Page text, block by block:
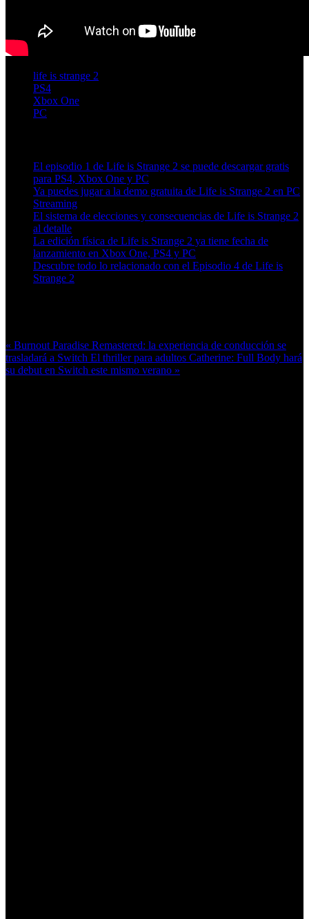
life is strange 2
PS4
Xbox One
PC
El episodio 1 de Life is Strange 2 se puede descargar gratis
para PS4, Xbox One y PC
Ya puedes jugar a la demo gratuita de Life is Strange 2 en PC
Streaming
El sistema de elecciones y consecuencias de Life is Strange 2
al detalle
La edición física de Life is Strange 2 ya tiene fecha de
lanzamiento en Xbox One, PS4 y PC
Descubre todo lo relacionado con el Episodio 4 de Life is
Strange 2
« Burnout Paradise Remastered: la experiencia de conducción se
trasladará a Switch El thriller para adultos Catherine: Full Body hará
su debut en Switch este mismo verano »